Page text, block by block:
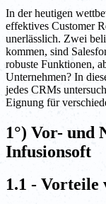
In der heutigen
effektives Customer
unerlässlich. Zwei
kommen, sind
robuste Funktionen,
Unternehmen? In
jedes CRMs
Eignung für
1°) Vor- und
Infusionsoft
1.1 - Vorteile